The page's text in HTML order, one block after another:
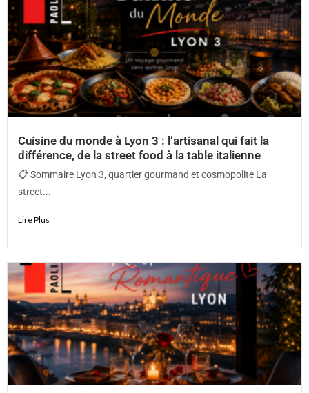
Cuisine du monde à Lyon 3 : l’artisanal qui fait la
différence, de la street food à la table italienne
📋 Sommaire Lyon 3, quartier gourmand et cosmopolite La
street...
Lire Plus